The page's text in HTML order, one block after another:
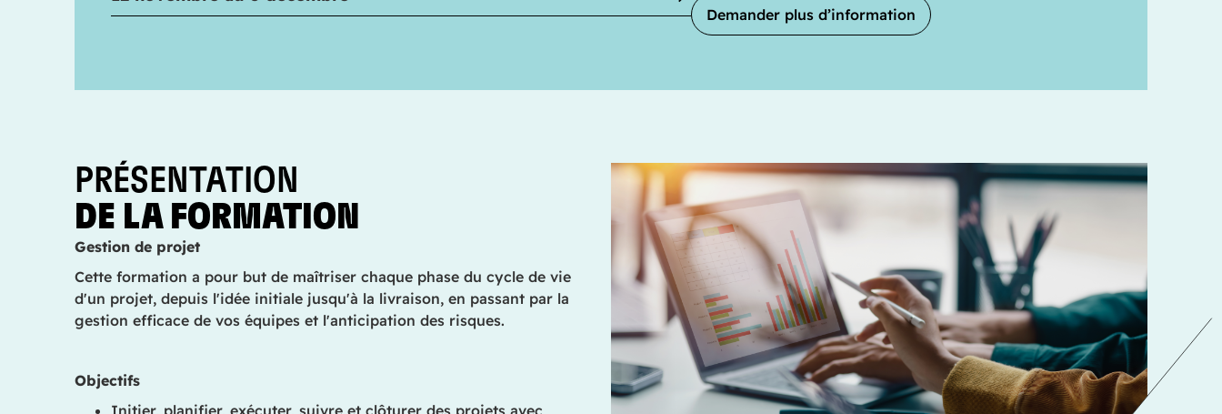
Demander plus d’information
PRÉSENTATION
DE LA FORMATION
Gestion de projet
Cette formation a pour but de maîtriser chaque phase du cycle de vie
d'un projet, depuis l'idée initiale jusqu'à la livraison, en passant par la
gestion efficace de vos équipes et l'anticipation des risques.
Objectifs
Initier, planifier, exécuter, suivre et clôturer des projets avec